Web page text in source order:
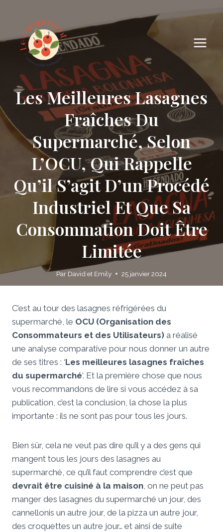
content
Les Meilleures Lasagnes
Fraîches Du
Supermarché, Selon
L’OCU, Qui Rappelle
Qu’il S’agit D’un Procédé
Industriel Et Que Sa
Consommation Doit Être
Limitée
Par David et Emily 25 janvier 2024
C’est au tour des lasagnes réfrigérées du
supermarché, le OCU (Organisation des
Consommateurs et des Utilisateurs) a réalisé
une analyse comparative pour nous donner un autre
de ses titres : ‘Les meilleures lasagnes fraîches
du supermarché‘. Et la première chose que nous
vous recommandons de lire si vous accédez à sa
publication, c’est la conclusion, la chose la plus
importante : ils ne sont pas pour tous les jours.
Bien sûr, cela ne veut pas dire qu’il y a des gens qui
mangent tous les jours des lasagnes au
supermarché, ce qu’il faut comprendre c’est que
devrait être cuisiné à la maison, on ne peut pas
manger des lasagnes du supermarché un jour, des
cannellonis un autre jour, de la pizza un autre jour,
des croquettes un autre jour… et ainsi de suite